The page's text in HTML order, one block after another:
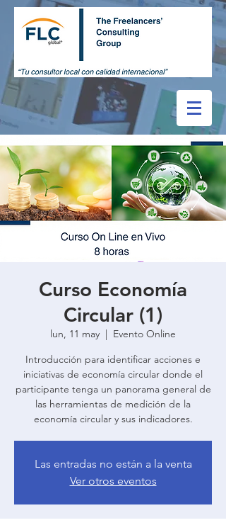
Curso Economía
Circular (1)
lun, 11 may
  |
Evento Online
Introducción para identificar acciones e
iniciativas de economía circular donde el
participante tenga un panorama general de
las herramientas de medición de la
economía circular y sus indicadores.
Las entradas no están a la venta
Ver otros eventos